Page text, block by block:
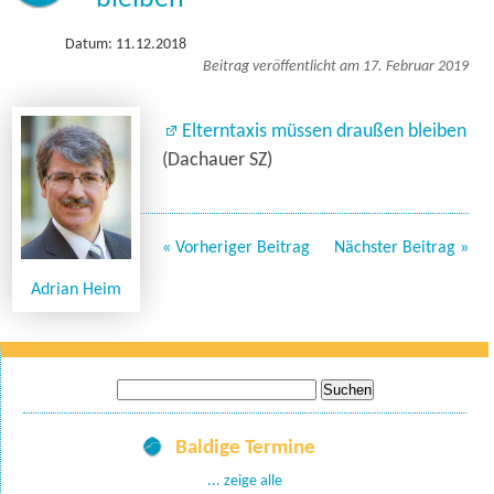
Datum: 11.12.2018
Beitrag veröffentlicht am 17. Februar 2019
Adrian Heim
Elterntaxis müssen draußen bleiben
(Dachauer SZ)
« Vorheriger Beitrag Nächster Beitrag »
nach:
Baldige Termine
... zeige alle